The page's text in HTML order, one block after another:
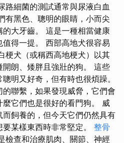
路細菌的測試通常與尿液白血
有黑色、聰明的眼睛，小而尖
大牙齒。 這是一種相當健康
得一提。 西部高地犬很容易
梗犬（或稱西高地梗犬）以其
朗、矮胖且強壯的狗。 這些
明又好奇，但有時也很煩躁。
聯繫，如果發現威脅，它們會
它們也是很好的看門狗。 威
飼養的，但今天它們仍然具有
某樣東西時非常堅定。 整骨
檢查和治療肌肉、關節、神經